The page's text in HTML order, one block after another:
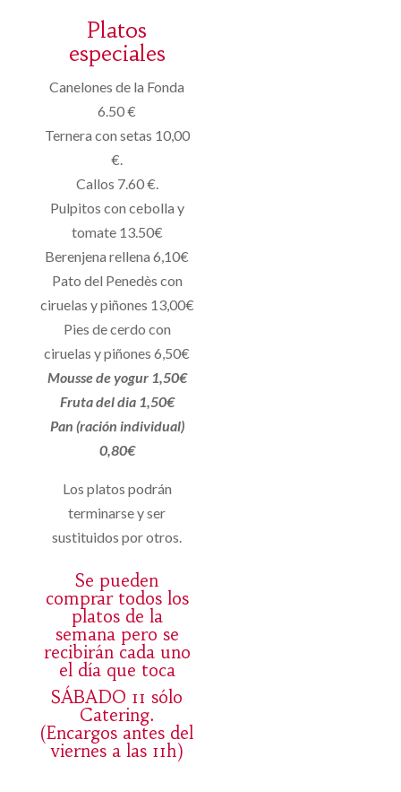
Platos
especiales
Canelones de la Fonda
6.50 €
Ternera con setas 10,00
€.
Callos 7.60 €.
Pulpitos con cebolla y
tomate 13.50€
Berenjena rellena 6,10€
Pato del Penedès con
ciruelas y piñones 13,00€
Pies de cerdo con
ciruelas y piñones 6,50€
Mousse de yogur 1,50€
Fruta del dia 1,50€
Pan (ración individual)
0,80€
Los platos podrán
terminarse y ser
sustituidos por otros.
Se pueden
comprar todos los
platos de la
semana pero se
recibirán cada uno
el día que toca
SÁBADO 11 sólo
Catering.
(Encargos antes del
viernes a las 11h)